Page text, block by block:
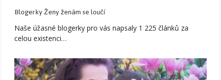
Blogerky Ženy ženám se loučí
Naše úžasné blogerky pro vás napsaly 1 225 článků za
celou existenci…